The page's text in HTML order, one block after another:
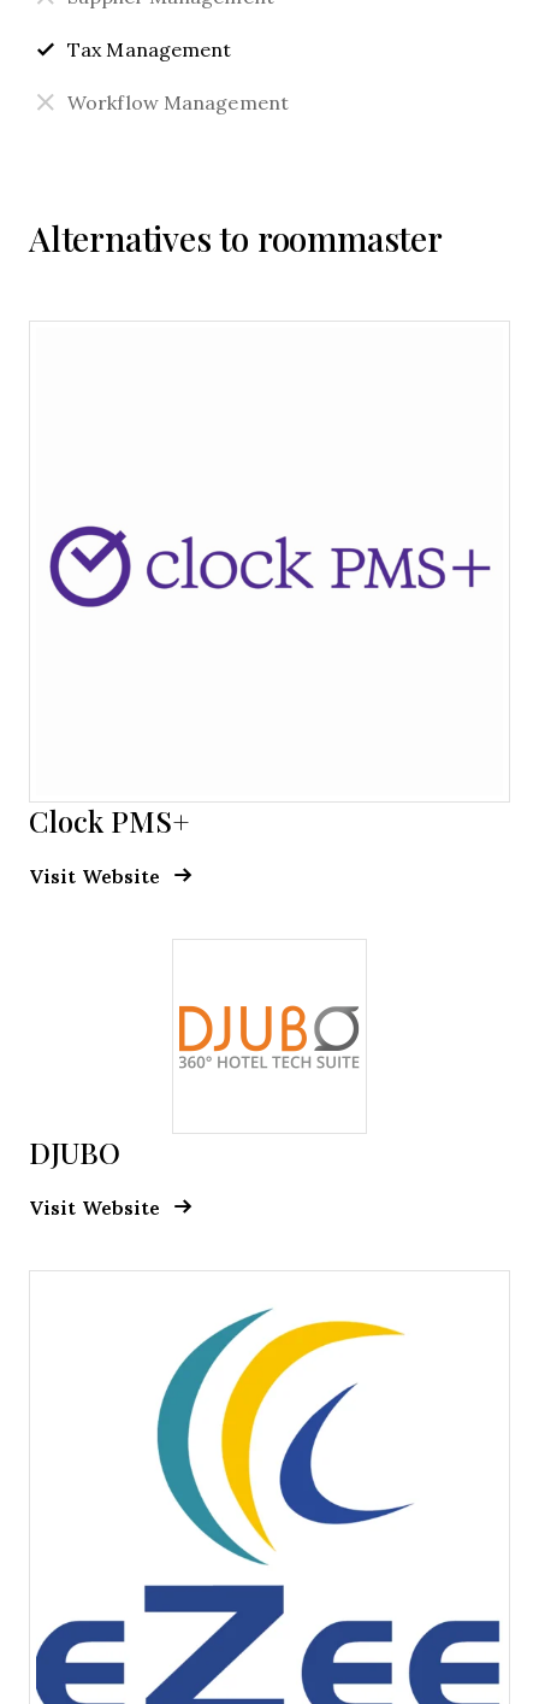
Tax Management
Workflow Management
Alternatives to roommaster
Clock PMS+
Visit Website Opens New Window
DJUBO
Visit Website Opens New Window